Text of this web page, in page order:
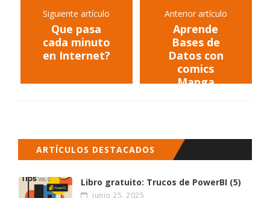
Siguiente artículo
Que pasa
cada minuto
en Internet?
Anterior artículo
Aprende
Bases de
Datos con
comics
Manga
ARTÍCULOS DESTACADOS
Libro gratuito: Trucos de PowerBI (5)
junio 25, 2025